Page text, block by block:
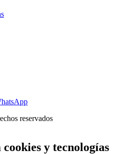
reservados
y tecnologías